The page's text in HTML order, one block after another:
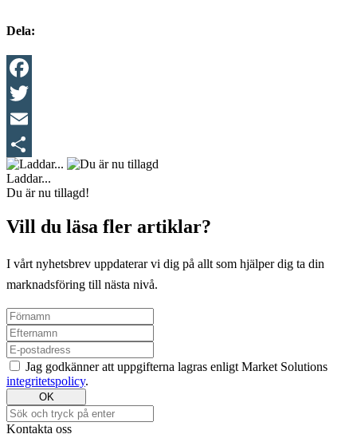
Dela:
Facebook
Twitter
Email
Dela
Laddar...
Du är nu tillagd!
Vill du läsa fler artiklar?
I vårt nyhetsbrev uppdaterar vi dig på allt som hjälper dig ta din
marknadsföring till nästa nivå.
Jag godkänner att uppgifterna lagras enligt Market Solutions
integritetspolicy.
OK
Kontakta oss